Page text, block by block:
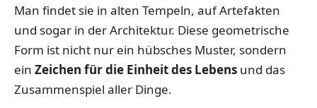
Man findet sie in alten Tempeln, auf Artefakten
und sogar in der Architektur. Diese geometrische
Form ist nicht nur ein hübsches Muster, sondern
ein Zeichen für die Einheit des Lebens und das
Zusammenspiel aller Dinge.